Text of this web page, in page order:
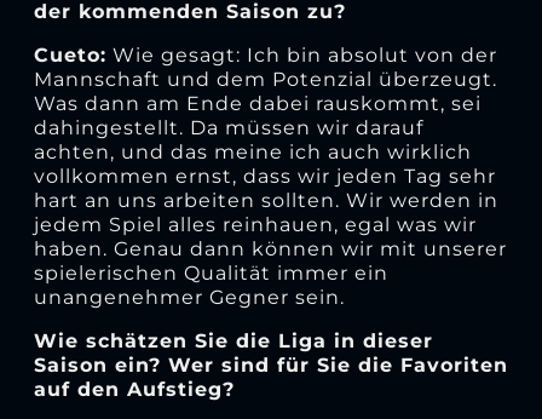
der kommenden Saison zu?
Cueto: Wie gesagt: Ich bin absolut von der
Mannschaft und dem Potenzial überzeugt.
Was dann am Ende dabei rauskommt, sei
dahingestellt. Da müssen wir darauf
achten, und das meine ich auch wirklich
vollkommen ernst, dass wir jeden Tag sehr
hart an uns arbeiten sollten. Wir werden in
jedem Spiel alles reinhauen, egal was wir
haben. Genau dann können wir mit unserer
spielerischen Qualität immer ein
unangenehmer Gegner sein.
Wie schätzen Sie die Liga in dieser
Saison ein? Wer sind für Sie die Favoriten
auf den Aufstieg?